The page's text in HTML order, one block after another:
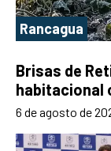
Rancagua
Brisas de
habitacional
6 de agosto de